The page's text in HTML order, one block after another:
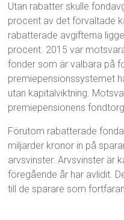
Utan rabatter skulle
procent av det förvaltade
rabatterade avgifterna
procent. 2015 var
fonder som är valbara på
premiepensionssystemet
utan kapitalviktning.
premiepensionens
Förutom rabatterade
miljarder kronor in på
arvsvinster. Arvsvinster är
föregående år har avlidit.
till de sparare som